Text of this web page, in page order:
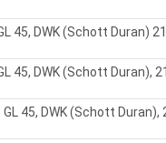
45, DWK (Schott Duran)
45, DWK (Schott Duran),
45, DWK (Schott Duran),